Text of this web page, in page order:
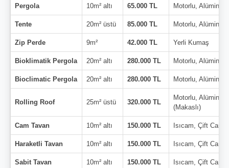
Pergola 10m² altı 65.000 TL Motorlu,
Tente 20m² üstü 85.000 TL Motorlu,
Zip Perde 9m² 42.000 TL Yerli Kumaş
Bioklimatik Pergola 20m² altı 280.000 TL Motorlu,
Bioclimatic Pergola 20m² altı 280.000 TL Motorlu,
Rolling Roof 25m² üstü 320.000 TL
Motorlu,
(Makaslı)
Cam Tavan 10m² altı 150.000 TL Isıcam, Çift Cam
Haraketli Tavan 10m² altı 150.000 TL Isıcam, Çift Cam
Sabit Tavan 10m² altı 150.000 TL Isıcam, Çift Cam